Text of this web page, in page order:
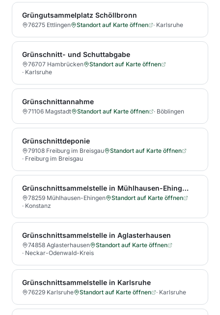
Grüngutsammelplatz Schöllbronn
76275 Ettlingen Standort auf Karte öffnen · Karlsruhe
Grünschnitt- und Schuttabgabe
76707 Hambrücken
Standort auf Karte öffnen
· Karlsruhe
Grünschnittannahme
71106 Magstadt Standort auf Karte öffnen · Böblingen
Grünschnittdeponie
79108 Freiburg im Breisgau
Standort auf Karte öffnen
· Freiburg im Breisgau
Grünschnittsammelstelle in Mühlhausen-Ehingen
78259 Mühlhausen-Ehingen
Standort auf Karte öffnen
· Konstanz
Grünschnittsammelstelle in Aglasterhausen
74858 Aglasterhausen
Standort auf Karte öffnen
· Neckar-Odenwald-Kreis
Grünschnittsammelstelle in Karlsruhe
76229 Karlsruhe Standort auf Karte öffnen · Karlsruhe